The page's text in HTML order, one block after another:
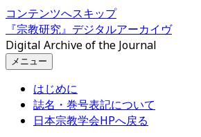
コンテンツへスキップ
『宗教研究』デジタルアーカイヴ
Digital Archive of the Journal
メニュー
はじめに
誌名・巻号表記について
日本宗教学会HPへ戻る